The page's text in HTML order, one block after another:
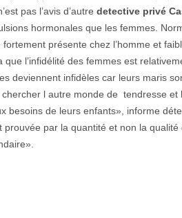
pas l’avis d’autre detective privé
hormonales que les femmes.
présente chez l’homme et
que l’infidélité des femmes est
deviennent infidèles car leurs maris
l autre monde de tendresse et
besoins de leurs enfants», informe
par la quantité et non la qualité